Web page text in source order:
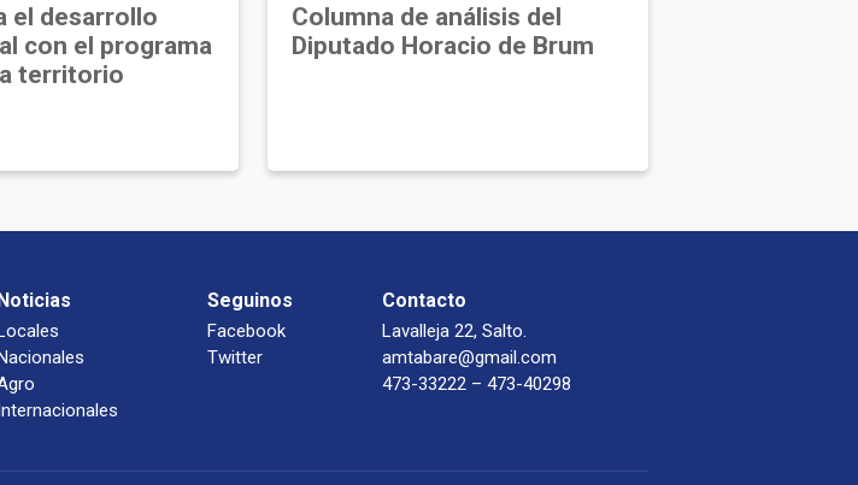
el desarrollo
con el programa
territorio
Columna de análisis del
Diputado Horacio de Brum
Seguinos
Facebook
Twitter
Contacto
Lavalleja 22, Salto.
amtabare@gmail.com
473-33222 – 473-40298